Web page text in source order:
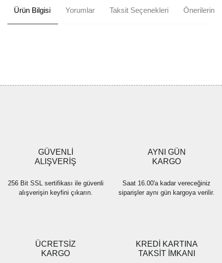
Ürün Bilgisi Yorumlar Taksit Seçenekleri Önerileriniz
Ürün fiyatı diğer sitelerden daha pahalı.
Bu ürüne benzer farklı alternatifler olmalı.
GÜVENLİ
ALIŞVERİŞ
256 Bit SSL sertifikası ile güvenli
alışverişin keyfini çıkarın.
AYNI GÜN
KARGO
Saat 16.00'a kadar vereceğiniz
siparişler aynı gün kargoya verilir.
ÜCRETSİZ
KARGO
KREDİ KARTINA
TAKSİT İMKANI